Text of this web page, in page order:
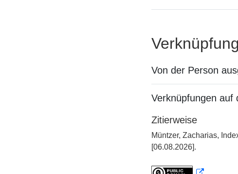
Von der Person
Verknüpfungen auf
Zitierweise
Müntzer, Zacharias,
[06.08.2026].